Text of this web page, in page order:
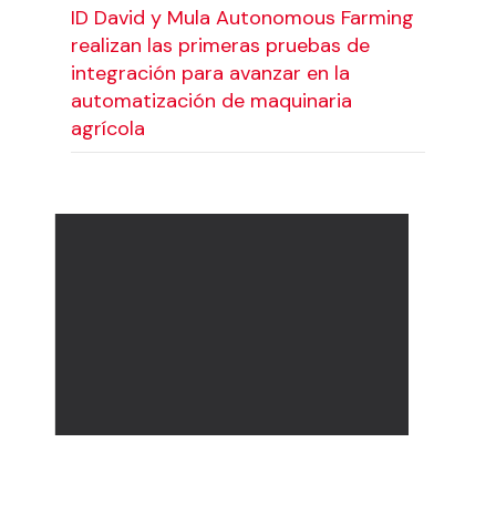
ID David y Mula Autonomous Farming
realizan las primeras pruebas de
integración para avanzar en la
automatización de maquinaria
agrícola